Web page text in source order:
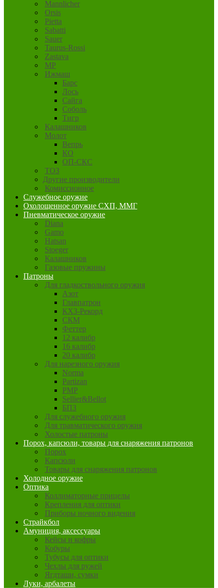
Mannlicher
Orsis
Pietta
Sabatti
Sauer
Taurus-Rossi
Zastava
MP
Ижмаш
Барс
Лось
Сайга
Соболь
Тигр
Калашников
Молот
Вепрь
КО
ОП-СКС
ТОЗ
Другие производители
Комиссионное
Служебное оружие
Охолощенное оружие СХП, ММГ
Пневматическое оружие
Diana
Gamo
Hatsan
Stoeger
Калашников
Газовые пружины
Патроны
Для гладкоствольного оружия
Азот
Главпатрон
КХЗ-Рекорд
СКМ
Феттер
12 калибр
16 калибр
20 калибр
Для нарезного оружия
Norma
Partizan
PMP
Sellier&Bellot
БПЗ
Для служебного оружия
Для травматического оружия
Холостые патроны
Порох, капсюли, товары для снаряжения патронов
Порох
Капсюли
Товары для снаряжения патронов
Холодное оружие
Оптика
Коллиматорные прицелы
Крепления для оптики
Приборы ночного видения
Страйкбол
Амуниция, аксессуары
Кейсы и кофры
Кобуры
Тубусы для оптики
Чехлы для ружей
Ягдташи, сумки
Луки, арбалеты